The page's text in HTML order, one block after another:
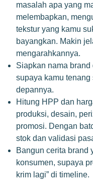
masalah apa yang
melembapkan,
tekstur yang kamu
bayangkan. Makin
mengarahkannya.
Siapkan nama
supaya kamu
depannya.
Hitung HPP dan
produksi, desain,
promosi. Dengan
stok dan validasi
Bangun cerita brand
konsumen, supaya
krim lagi” di timeline.